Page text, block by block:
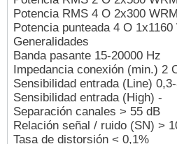
Potencia RMS 4 O 2x300
Potencia punteada 4 O 1x1160
Generalidades
Banda pasante 15-20000 Hz
Impedancia conexión (min.) 2
Sensibilidad entrada (Line)
Sensibilidad entrada (High) -
Separación canales > 55 dB
Relación señal / ruido (SN) >
Tasa de distorsión < 0,1%